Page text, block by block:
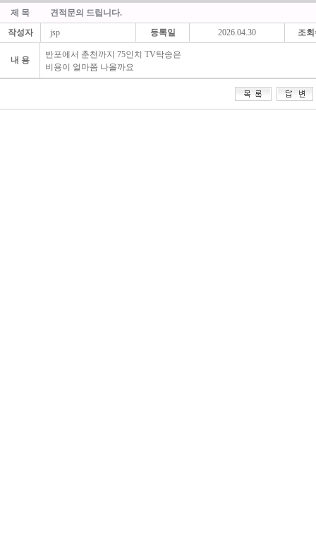
제 목
견적문의 드립니다.
작성자
jsp 등록일 2026.04.30 조
내 용
반포에서 춘천까지 75인치 TV탁송은
비용이 얼마쯤 나올까요